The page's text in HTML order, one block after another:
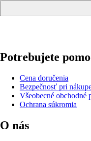
Potrebujete
Cena doručenia
Bezpečnosť pri
Všeobecné obchodné
Ochrana súkromia
O nás